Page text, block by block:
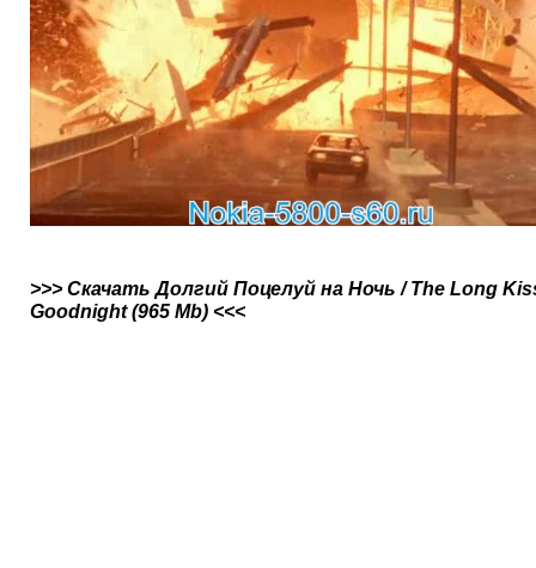
>>> Скачать Долгий Поцелуй на Ночь / The Long
Goodnight (965 Mb) <<<